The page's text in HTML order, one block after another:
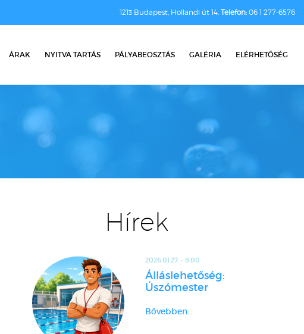
1213 Budapest, Hollandi út 14. Telefon:06 1 277-6576
ÁRAK NYITVA TARTÁS PÁLYABEOSZTÁS GALÉRIA ELÉRHETŐSÉG
Hírek
2026.01.27. - 8:00
Álláslehetőség:
Úszómester
Bővebben...